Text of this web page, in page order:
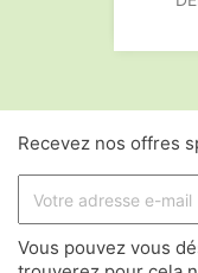
Recevez nos offres
Vous pouvez vous